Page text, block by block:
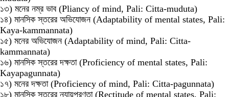
১৩) মনের নম্র ভাব (Pliancy of mind, Pali: Citta-muduta)
১৪) মানসিক স্তরের অভিযোজন (Adaptability of mental states, Pali:
Kaya-kammannata)
১৫) মনের অভিযোজন (Adaptability of mind, Pali: Citta-
kammannata)
১৬) মানসিক স্তরের দক্ষতা (Proficiency of mental states, Pali:
Kayapagunnata)
১৭) মনের দক্ষতা (Proficiency of mind, Pali: Citta-pagunnata)
১৮) মানসিক স্তরের ন্যায়পরণতা (Rectitude of mental states, Pali: